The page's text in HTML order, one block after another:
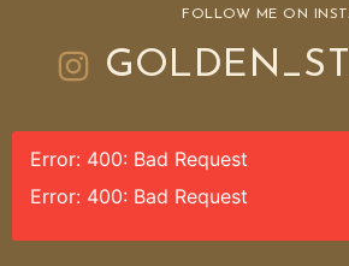
FOLLOW ME ON
Error: 400: Bad Request
Error: 400: Bad Request